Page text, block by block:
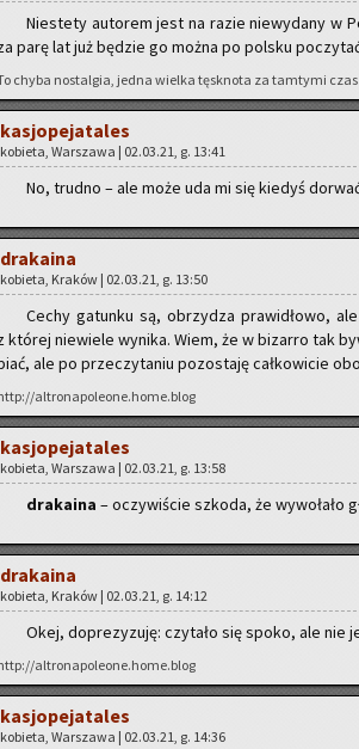
Nie­ste­ty au­to­rem jest na razie nie­wy­da­ny w
parę lat już bę­dzie go można po pol­sku
chyba no­stal­gia, jedna wiel­ka tę­sk­no­ta za tam­ty­mi
ka­sjo­pe­ja­ta­les
ko­bie­ta, War­sza­wa | 02.03.21, g. 13:41
No, trud­no – ale może uda mi się kie­dyś
dra­ka­ina
ko­bie­ta, Kra­ków | 02.03.21, g. 13:50
Cechy ga­tun­ku są, obrzy­dza pra­wi­dło­wo,
któ­rej nie­wie­le wy­ni­ka. Wiem, że w bi­zar­ro tak
ale po prze­czy­ta­niu po­zo­sta­ję cał­ko­wi­cie
altronapoleone.home.blog
ka­sjo­pe­ja­ta­les
ko­bie­ta, War­sza­wa | 02.03.21, g. 13:58
dra­ka­ina – oczy­wi­ście szko­da, że wy­wo­ła­ło
dra­ka­ina
ko­bie­ta, Kra­ków | 02.03.21, g. 14:12
Okej, do­pre­zy­zu­ję: czy­ta­ło się spoko, ale nie
altronapoleone.home.blog
ka­sjo­pe­ja­ta­les
ko­bie­ta, War­sza­wa | 02.03.21, g. 14:36